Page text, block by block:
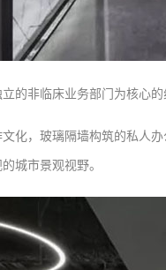
的非临床业务部门为核心的
化，玻璃隔墙构筑的私人
城市景观视野。